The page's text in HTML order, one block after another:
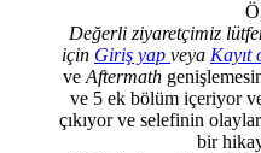
Değerli ziyaretçimiz
için Giriş yap veya Kayıt
ve Aftermath
ve 5 ek bölüm içeriyor
çıkıyor ve selefinin
bir